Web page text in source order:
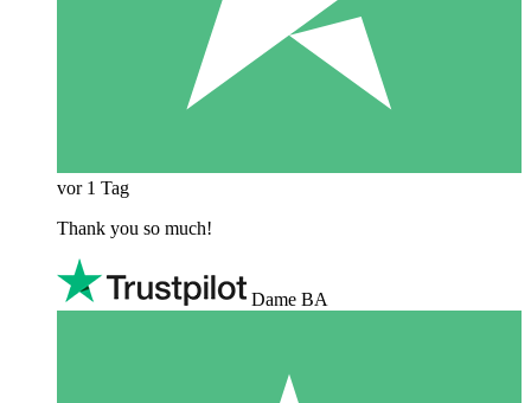
vor 1 Tag
Thank you so much!
Dame BA